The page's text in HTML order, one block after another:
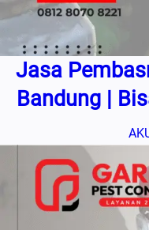
Jasa
Bandung |